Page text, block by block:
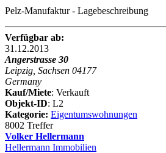
Pelz-Manufaktur - Lagebeschreibung
Verfügbar ab:
31.12.2013
Angerstrasse 30
Leipzig, Sachsen 04177
Germany
Kauf/Miete: Verkauft
Objekt-ID: L2
Kategorie: Eigentumswohnungen
8002 Treffer
Volker Hellermann
Hellermann Immobilien